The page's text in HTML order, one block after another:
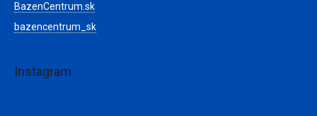
BazenCentrum.sk
bazencentrum_sk
Instagram